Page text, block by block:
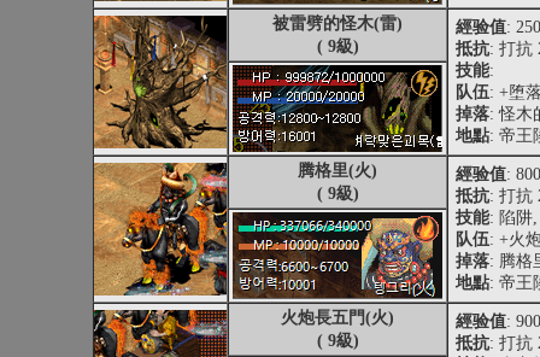
被雷劈的怪木(雷)
( 9級)
經验值:
抵抗: 打抗
技能:
队伍: +堕
掉落: 怪木
地點: 帝王
腾格里(火)
( 9級)
經验值:
抵抗: 打抗
技能: 陷阱
队伍: +火
掉落: 腾格
地點: 帝王
火炮長五門(火)
( 9級)
經验值:
抵抗: 打抗